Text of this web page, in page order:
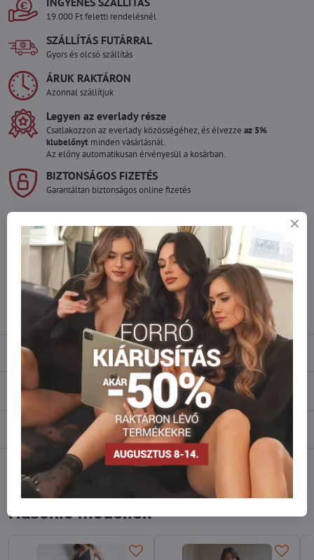
19.000 Ft feletti rendelésnél
SZÁLLÍTÁS FUTÁRRAL
Gyors és olcsó szállítás
ÁRUK RAKTÁRON
Azonnal szállítjuk
Legyen az everlady része
Csatlakozzon az everlady közösségéhez, és élvezze az 5%
klubelőnyt minden vásárlásnál.
Az előny automatikusan érvényesül a kosárban.
BIZTONSÁGOS FIZETÉS
Garantáltan biztonságos online fizetés
Szeretne több terméket rendelni mint
amennyi raktáron van?
Ne habozzon kapcsolatba lépni velünk, raktárra szállítjuk az árut!
info​@everlady​.eu
Leírás
Vélemények 0
Fórum 0
Facebook Reddit WhatsApp
Hasonló modellek